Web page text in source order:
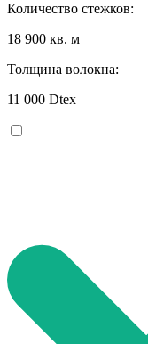
Количество стежков:
18 900 кв. м
Толщина волокна:
11 000 Dtex